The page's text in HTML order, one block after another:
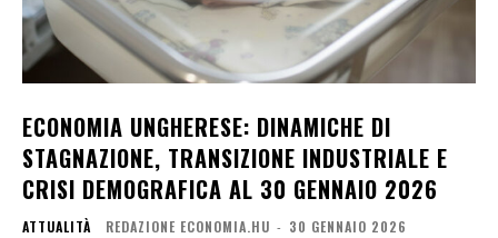
ECONOMIA UNGHERESE: DINAMICHE DI
STAGNAZIONE, TRANSIZIONE INDUSTRIALE E
CRISI DEMOGRAFICA AL 30 GENNAIO 2026
ATTUALITÀ REDAZIONE ECONOMIA.HU - 30 GENNAIO 2026